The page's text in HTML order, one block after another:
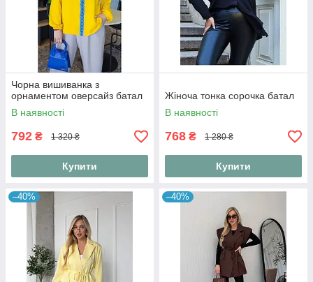
Чорна вишиванка з
орнаментом оверсайз батал
В наявності
792 ₴ 1 320 ₴
Купити
Жіноча тонка сорочка батал
В наявності
768 ₴ 1 280 ₴
Купити
–40% –40%